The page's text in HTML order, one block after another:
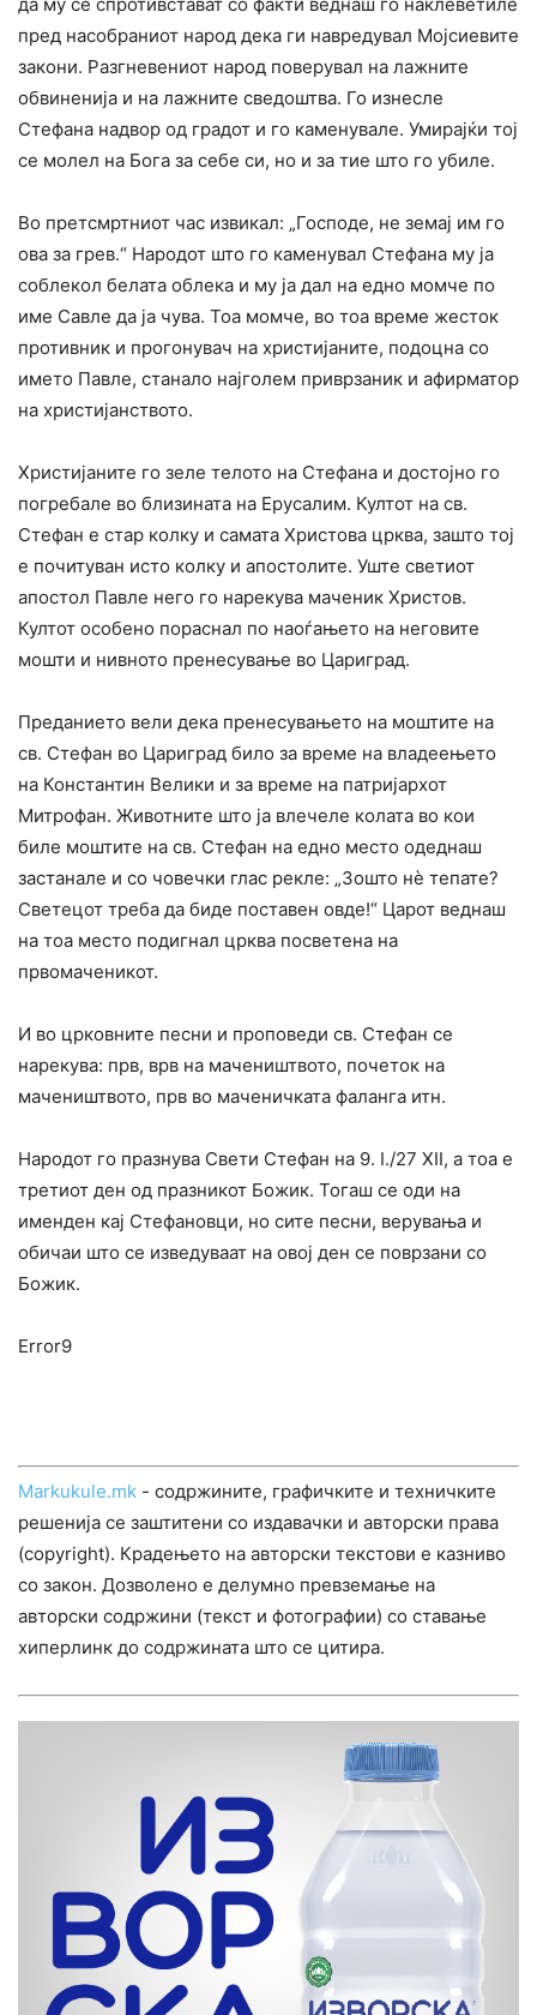
пред насобраниот народ дека ги навредувал Мојсиевите
закони. Разгневениот народ поверувал на лажните
обвиненија и на лажните сведоштва. Го изнесле
Стефана надвор од градот и го каменувале. Умирајќи тој
се молел на Бога за себе си, но и за тие што го убиле.
Во претсмртниот час извикал: „Господе, не земај им го
ова за грев.“ Народот што го каменувал Стефана му ја
соблекол белата облека и му ја дал на едно момче по
име Савле да ја чува. Тоа момче, во тоа време жесток
противник и прогонувач на христијаните, подоцна со
името Павле, станало најголем приврзаник и афирматор
на христијанството.
Христијаните го зеле телото на Стефана и достојно го
погребале во близината на Ерусалим. Култот на св.
Стефан е стар колку и самата Христова црква, зашто тој
е почитуван исто колку и апостолите. Уште светиот
апостол Павле него го нарекува маченик Христов.
Култот особено пораснал по наоѓањето на неговите
мошти и нивното пренесување во Цариград.
Преданието вели дека пренесувањето на моштите на
св. Стефан во Цариград било за време на владеењето
на Константин Велики и за време на патријархот
Митрофан. Животните што ја влечеле колата во кои
биле моштите на св. Стефан на едно место одеднаш
застанале и со човечки глас рекле: „Зошто нè тепате?
Светецот треба да биде поставен овде!“ Царот веднаш
на тоа место подигнал црква посветена на
првомаченикот.
И во црковните песни и проповеди св. Стефан се
нарекува: прв, врв на мачеништвото, почеток на
мачеништвото, прв во маченичката фаланга итн.
Народот го празнува Свети Стефан на 9. I./27 XII, а тоа е
третиот ден од празникот Божик. Тогаш се оди на
именден кај Стефановци, но сите песни, верувања и
обичаи што се изведуваат на овој ден се поврзани со
Божик.
Error9
Markukule.mk - содржините, графичките и техничките
решенија се заштитени со издавачки и авторски права
(copyright). Крадењето на авторски текстови е казниво
со закон. Дозволено е делумно превземање на
авторски содржини (текст и фотографии) со ставање
хиперлинк до содржината што се цитира.